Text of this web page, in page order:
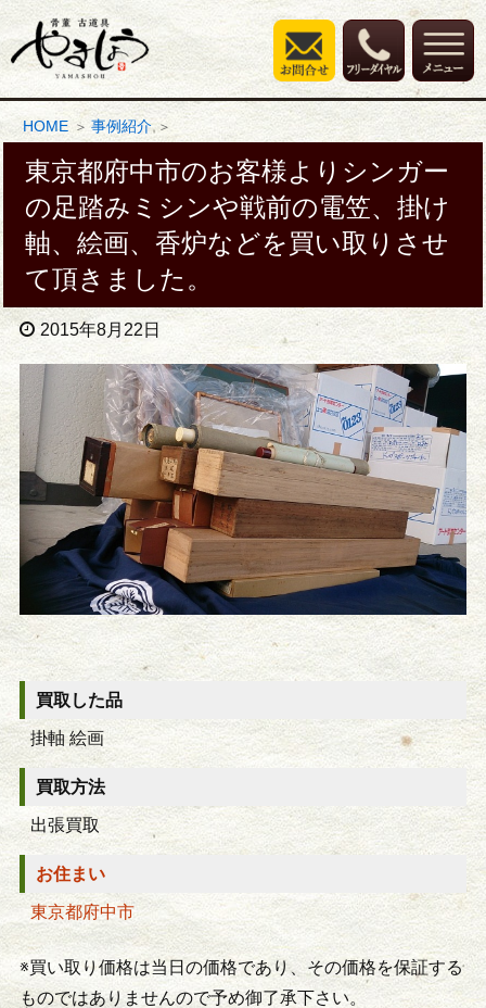
HOME 事例紹介
東京都府中市のお客様よりシンガー
の足踏みミシンや戦前の電笠、掛け
軸、絵画、香炉などを買い取りさせ
て頂きました。
2015年8月22日
買取した品
掛軸 絵画
買取方法
出張買取
お住まい
東京都府中市
※買い取り価格は当日の価格であり、その価格を保証する
ものではありませんので予め御了承下さい。